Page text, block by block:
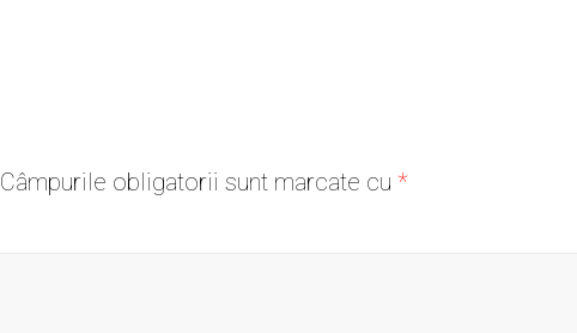
Câmpurile obligatorii sunt marcate cu*